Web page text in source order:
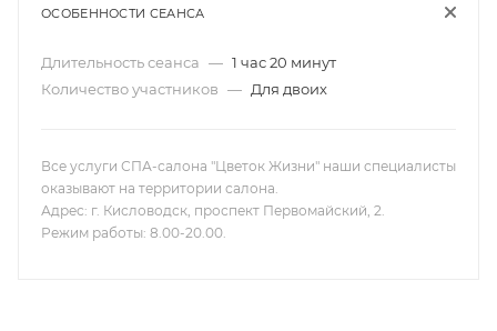
ОСОБЕННОСТИ СЕАНСА
Длительность сеанса — 1 час 20 минут
Количество участников — Для двоих
Все услуги СПА-салона "Цветок Жизни" наши специалисты
оказывают на территории салона.
Адрес: г. Кисловодск, проспект Первомайский, 2.
Режим работы: 8.00-20.00.